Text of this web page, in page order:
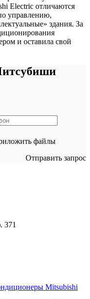
Electric отличаются
управлению,
здания. За
и оставила свой
файлы
Отправить запрос
371
Mitsubishi